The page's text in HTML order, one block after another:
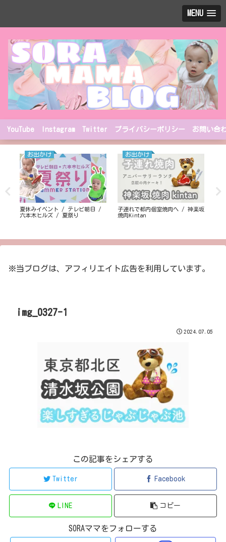
MENU
YouTube Instagram Twitter プライバシーポリシー お問い合
お出かけ
夏休みイベント / テレビ朝日 /
六本木ヒルズ / 夏祭り
お出かけ
子連れで都内個室焼肉へ / 神楽坂
焼肉Kintan
※当ブログは、アフィリエイト広告を利用しています。
img_0327-1
2024.07.05
この記事をシェアする
Twitter Facebook
LINE コピー
SORAママをフォローする